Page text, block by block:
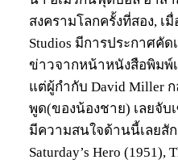
สงครามโลกครั้งที่สอง, เ
Studios มีการประกาศคั
ข่าวจากหน้าหนังสือพิมพ์
แต่ผู้กำกับ David Miller
พูด(ของน้องชาย) เลยจั
มีความสนใจด้านนี้เลยสั
Saturday’s Hero (1951),